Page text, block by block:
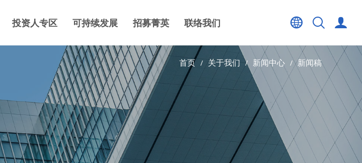
投资人专区 可持续发展 招募菁英 联络我们
首页 关于我们 新闻中心 新闻稿